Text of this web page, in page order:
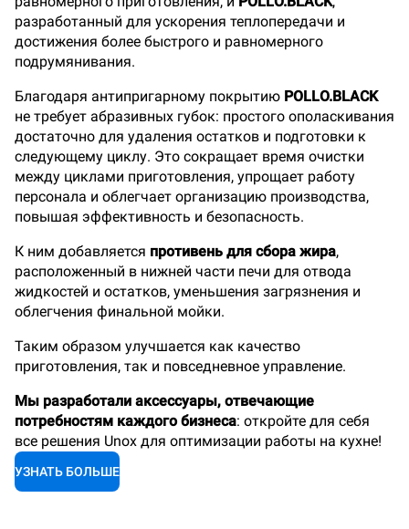
разработанный для ускорения теплопередачи и
достижения более быстрого и равномерного
подрумянивания.
Благодаря антипригарному покрытию POLLO.BLACK
не требует абразивных губок: простого ополаскивания
достаточно для удаления остатков и подготовки к
следующему циклу. Это сокращает время очистки
между циклами приготовления, упрощает работу
персонала и облегчает организацию производства,
повышая эффективность и безопасность.
К ним добавляется противень для сбора жира,
расположенный в нижней части печи для отвода
жидкостей и остатков, уменьшения загрязнения и
облегчения финальной мойки.
Таким образом улучшается как качество
приготовления, так и повседневное управление.
Мы разработали аксессуары, отвечающие
потребностям каждого бизнеса: откройте для себя
все решения Unox для оптимизации работы на кухне!
УЗНАТЬ БОЛЬШЕ